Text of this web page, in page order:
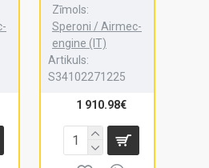
Zīmols:
Speroni / Airmec-
engine (IT)
Artikuls:
S34102271225
1 910.98€